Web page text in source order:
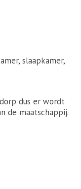
slaapkamer,
dus er wordt
de maatschappij.